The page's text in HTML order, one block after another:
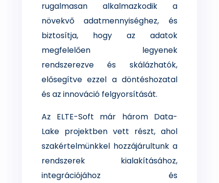
rugalmasan alkalmazkodik a
növekvő adatmennyiséghez, és
biztosítja, hogy az adatok
megfelelően legyenek
rendszerezve és skálázhatók,
elősegítve ezzel a döntéshozatal
és az innováció felgyorsítását.
Az ELTE-Soft már három Data-
Lake projektben vett részt, ahol
szakértelmünkkel hozzájárultunk a
rendszerek kialakításához,
integrációjához és